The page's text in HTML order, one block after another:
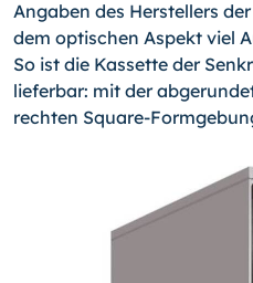
Angaben des Herstellers
dem optischen Aspekt viel
So ist die Kassette der
lieferbar: mit der
rechten Square-